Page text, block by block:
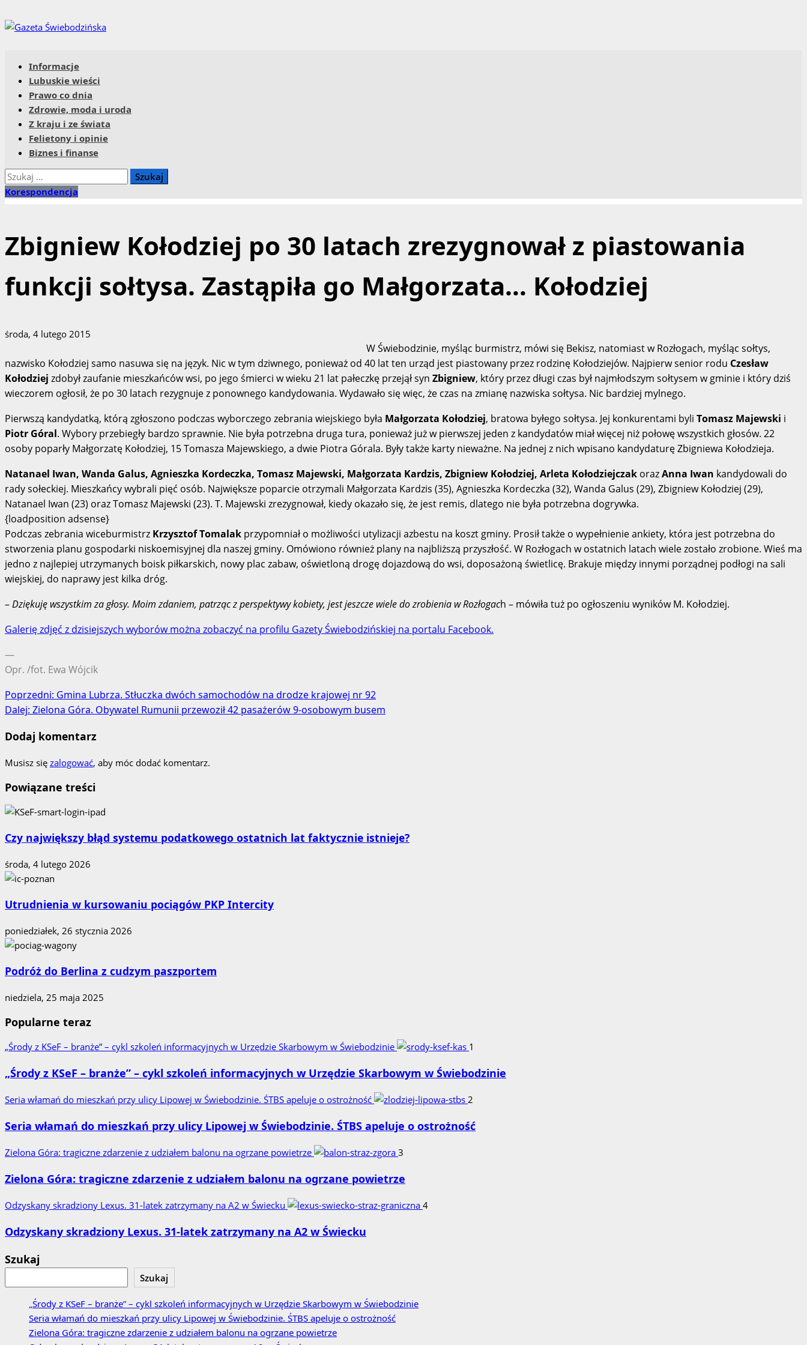
do
Menu
główne
Informacje
Lubuskie wieści
Prawo co dnia
Zdrowie, moda i uroda
Z kraju i ze świata
Felietony i opinie
Biznes i finanse
Szukaj:
Korespondencja
Zbigniew Kołodziej po 30 latach zrezygnował z piastowania
funkcji sołtysa. Zastąpiła go Małgorzata… Kołodziej
środa, 4 lutego 2015
W Świebodzinie, myśląc burmistrz, mówi się Bekisz, natomiast w Rozłogach, myśląc sołtys,
nazwisko Kołodziej samo nasuwa się na język. Nic w tym dziwnego, ponieważ od 40 lat ten urząd jest piastowany przez rodzinę Kołodziejów. Najpierw senior rodu Czesław
Kołodziej zdobył zaufanie mieszkańców wsi, po jego śmierci w wieku 21 lat pałeczkę przejął syn Zbigniew, który przez długi czas był najmłodszym sołtysem w gminie i który dziś
wieczorem ogłosił, że po 30 latach rezygnuje z ponownego kandydowania. Wydawało się więc, że czas na zmianę nazwiska sołtysa. Nic bardziej mylnego.
Pierwszą kandydatką, którą zgłoszono podczas wyborczego zebrania wiejskiego była Małgorzata Kołodziej, bratowa byłego sołtysa. Jej konkurentami byli Tomasz Majewski i
Piotr Góral. Wybory przebiegły bardzo sprawnie. Nie była potrzebna druga tura, ponieważ już w pierwszej jeden z kandydatów miał więcej niż połowę wszystkich głosów. 22
osoby poparły Małgorzatę Kołodziej, 15 Tomasza Majewskiego, a dwie Piotra Górala. Były także karty nieważne. Na jednej z nich wpisano kandydaturę Zbigniewa Kołodzieja.
Natanael Iwan, Wanda Galus, Agnieszka Kordeczka, Tomasz Majewski, Małgorzata Kardzis, Zbigniew Kołodziej, Arleta Kołodziejczak orazAnna Iwan kandydowali do
rady sołeckiej. Mieszkańcy wybrali pięć osób. Największe poparcie otrzymali Małgorzata Kardzis (35), Agnieszka Kordeczka (32), Wanda Galus (29), Zbigniew Kołodziej (29),
Natanael Iwan (23) oraz Tomasz Majewski (23). T. Majewski zrezygnował, kiedy okazało się, że jest remis, dlatego nie była potrzebna dogrywka.
{loadposition adsense}
Podczas zebrania wiceburmistrz Krzysztof Tomalak przypomniał o możliwości utylizacji azbestu na koszt gminy. Prosił także o wypełnienie ankiety, która jest potrzebna do
stworzenia planu gospodarki niskoemisyjnej dla naszej gminy. Omówiono również plany na najbliższą przyszłość. W Rozłogach w ostatnich latach wiele zostało zrobione. Wieś ma
jedno z najlepiej utrzymanych boisk piłkarskich, nowy plac zabaw, oświetloną drogę dojazdową do wsi, doposażoną świetlicę. Brakuje między innymi porządnej podłogi na sali
wiejskiej, do naprawy jest kilka dróg.
–Dziękuję wszystkim za głosy. Moim zdaniem, patrząc z perspektywy kobiety, jest jeszcze wiele do zrobienia w Rozłogach – mówiła tuż po ogłoszeniu wyników M. Kołodziej.
Galerię zdjęć z dzisiejszych wyborów można zobaczyć na profilu Gazety Świebodzińskiej na portalu Facebook.
—
Opr. /fot. Ewa Wójcik
Zobacz
wpisy
Poprzedni: Gmina Lubrza. Stłuczka dwóch samochodów na drodze krajowej nr 92
Dalej: Zielona Góra. Obywatel Rumunii przewoził 42 pasażerów 9-osobowym busem
Dodaj komentarz
Musisz się zalogować, aby móc dodać komentarz.
Powiązane treści
Czy największy błąd systemu podatkowego ostatnich lat faktycznie istnieje?
środa, 4 lutego 2026
Utrudnienia w kursowaniu pociągów PKP Intercity
poniedziałek, 26 stycznia 2026
Podróż do Berlina z cudzym paszportem
niedziela, 25 maja 2025
Popularne teraz
„Środy z KSeF – branże” – cykl szkoleń informacyjnych w Urzędzie Skarbowym w Świebodzinie 1
„Środy z KSeF – branże” – cykl szkoleń informacyjnych w Urzędzie Skarbowym w Świebodzinie
Seria włamań do mieszkań przy ulicy Lipowej w Świebodzinie. ŚTBS apeluje o ostrożność 2
Seria włamań do mieszkań przy ulicy Lipowej w Świebodzinie. ŚTBS apeluje o ostrożność
Zielona Góra: tragiczne zdarzenie z udziałem balonu na ogrzane powietrze 3
Zielona Góra: tragiczne zdarzenie z udziałem balonu na ogrzane powietrze
Odzyskany skradziony Lexus. 31‑latek zatrzymany na A2 w Świecku 4
Odzyskany skradziony Lexus. 31‑latek zatrzymany na A2 w Świecku
Szukaj
Szukaj
„Środy z KSeF – branże” – cykl szkoleń informacyjnych w Urzędzie Skarbowym w Świebodzinie
Seria włamań do mieszkań przy ulicy Lipowej w Świebodzinie. ŚTBS apeluje o ostrożność
Zielona Góra: tragiczne zdarzenie z udziałem balonu na ogrzane powietrze